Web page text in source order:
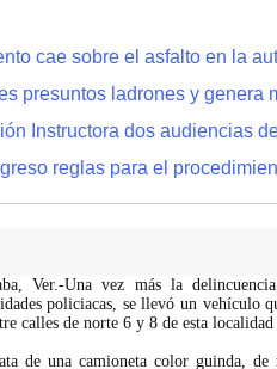
cae sobre el asfalto en la
presuntos ladrones y genera
Instructora dos audiencias
reglas para el
Ver.-Una vez más la
policiacas, se llevó un vehículo
calles de norte 6 y 8 de esta localidad
de una camioneta color guinda,